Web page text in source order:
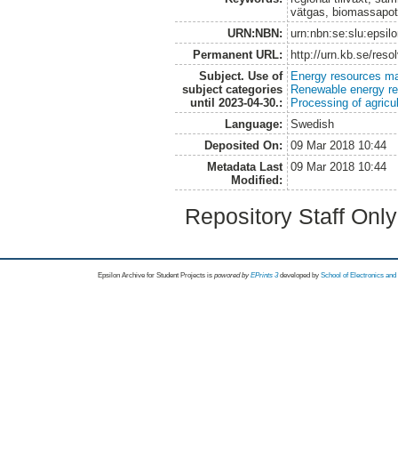
vätgas,
URN:NBN:
Permanent URL:
http://urn.kb.se/
Subject. Use of
subject categories
until 2023-04-30.:
Energy resources
Renewable energy
Processing of
Language:
Swedish
Deposited On:
09 Mar 2018 10:44
Metadata Last
Modified:
09 Mar 2018 10:44
Repository Staff
Epsilon Archive for Student Projects is powored byEPrints 3 developed by School of Electronics